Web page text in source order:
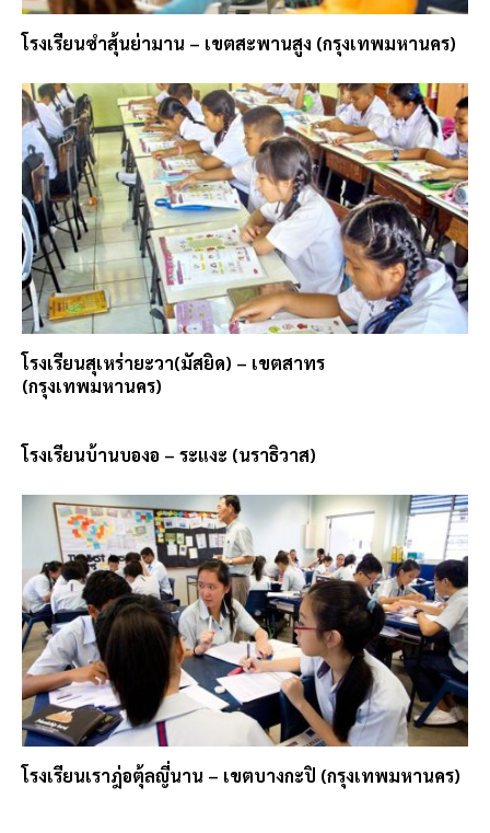
โรงเรียนซำสุ้นย่ามาน – เขตสะพานสูง (กรุงเทพมหานคร)
โรงเรียนสุเหร่ายะวา(มัสยิด) – เขตสาทร
(กรุงเทพมหานคร)
โรงเรียนบ้านบองอ – ระแงะ (นราธิวาส)
โรงเรียนเราฎ่อตุ้ลญี่นาน – เขตบางกะปิ (กรุงเทพมหานคร)